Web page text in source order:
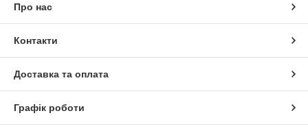
Про нас
Контакти
Доставка та оплата
Графік роботи